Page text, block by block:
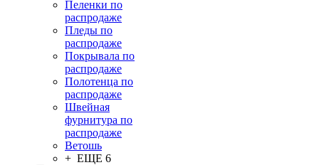
Пеленки по
распродаже
Пледы по
распродаже
Покрывала по
распродаже
Полотенца по
распродаже
Швейная
фурнитура по
распродаже
Ветошь
+ ЕЩЕ 6